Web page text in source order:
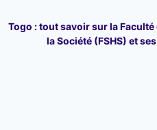
Togo : tout savoir sur la Faculté
la Société (FSHS) et